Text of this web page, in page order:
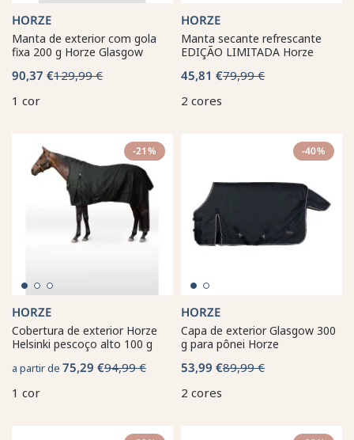
HORZE
Manta de exterior com gola
fixa 200 g Horze Glasgow
90,37 €129,99 €
1 cor
HORZE
Manta secante refrescante
EDIÇÃO LIMITADA Horze
45,81 €79,99 €
2 cores
-21%
HORZE
Cobertura de exterior Horze
Helsinki pescoço alto 100 g
a partir de 75,29 €94,99 €
1 cor
-40%
HORZE
Capa de exterior Glasgow 300
g para pônei Horze
53,99 €89,99 €
2 cores